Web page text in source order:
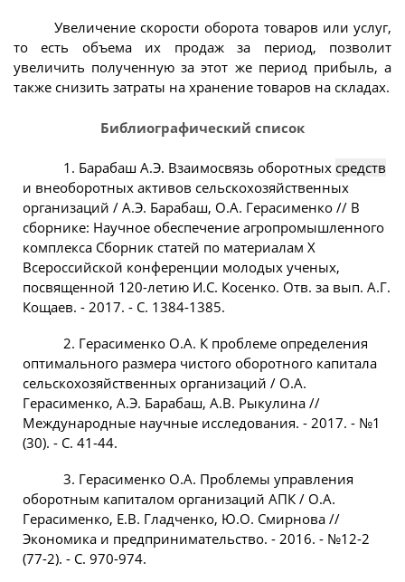
Увеличение скорости оборота товаров или услуг,
то есть объема их продаж за период, позволит
увеличить полученную за этот же период прибыль, а
также снизить затраты на хранение товаров на складах.
Библиографический список
1. Барабаш А.Э. Взаимосвязь оборотных средств
и внеоборотных активов сельскохозяйственных
организаций / А.Э. Барабаш, О.А. Герасименко // В
сборнике: Научное обеспечение агропромышленного
комплекса Сборник статей по материалам Х
Всероссийской конференции молодых ученых,
посвященной 120-летию И.С. Косенко. Отв. за вып. А.Г.
Кощаев. - 2017. - С. 1384-1385.
2. Герасименко О.А. К проблеме определения
оптимального размера чистого оборотного капитала
сельскохозяйственных организаций / О.А.
Герасименко, А.Э. Барабаш, А.В. Рыкулина //
Международные научные исследования. - 2017. - №1
(30). - С. 41-44.
3. Герасименко О.А. Проблемы управления
оборотным капиталом организаций АПК / О.А.
Герасименко, Е.В. Гладченко, Ю.О. Смирнова //
Экономика и предпринимательство. - 2016. - №12-2
(77-2). - С. 970-974.